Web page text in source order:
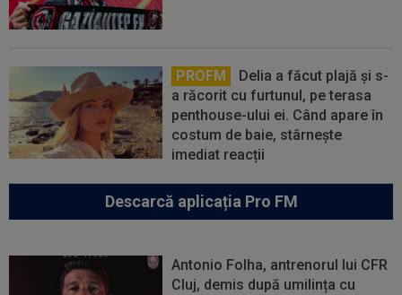
PROFM
Delia a făcut plajă și s-
a răcorit cu furtunul, pe terasa
penthouse-ului ei. Când apare în
costum de baie, stârnește
imediat reacții
Descarcă aplicația Pro FM
Antonio Folha, antrenorul lui CFR
Cluj, demis după umilința cu